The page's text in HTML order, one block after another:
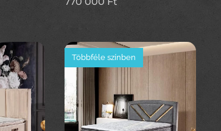
Többféle színben